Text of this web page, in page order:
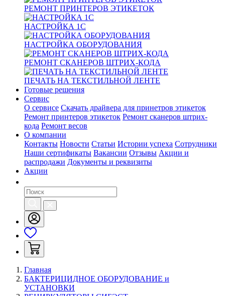
РЕМОНТ ПРИНТЕРОВ ЭТИКЕТОК
НАСТРОЙКА 1С
НАСТРОЙКА ОБОРУДОВАНИЯ
РЕМОНТ СКАНЕРОВ ШТРИХ-КОДА
ПЕЧАТЬ НА ТЕКСТИЛЬНОЙ ЛЕНТЕ
Готовые решения
Сервис
О сервисе Скачать драйвера для принетров этикеток
Ремонт принтеров этикеток Ремонт сканеров штрих-
кода Ремонт весов
О компании
Контакты Новости Статьи Истории успеха Сотрудники
Наши сертификаты Вакансии Отзывы Акции и
распродажи Документы и реквизиты
Акции
Главная
БАКТЕРИЦИДНОЕ ОБОРУДОВАНИЕ и
УСТАНОВКИ